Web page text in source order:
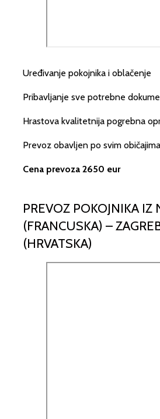
Uređivanje pokojnika i oblačenje
Pribavljanje sve potrebne
Hrastova kvalitetnija pogrebna
Prevoz obavljen po svim običajima
Cena prevoza 2650 eur
PREVOZ POKOJNIKA IZ
(FRANCUSKA) –
(HRVATSKA)